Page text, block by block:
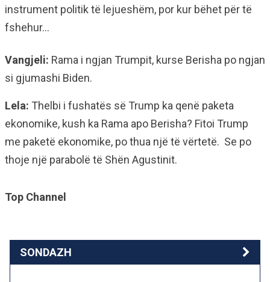
instrument politik të lejueshëm, por kur bëhet për të
fshehur…
Vangjeli: Rama i ngjan Trumpit, kurse Berisha po ngjan
si gjumashi Biden.
Lela: Thelbi i fushatës së Trump ka qenë paketa
ekonomike, kush ka Rama apo Berisha? Fitoi Trump
me paketë ekonomike, po thua një të vërtetë. Se po
thoje një parabolë të Shën Agustinit.
Top Channel
SONDAZH